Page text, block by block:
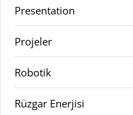
Presentation
Projeler
Robotik
Rüzgar Enerjisi